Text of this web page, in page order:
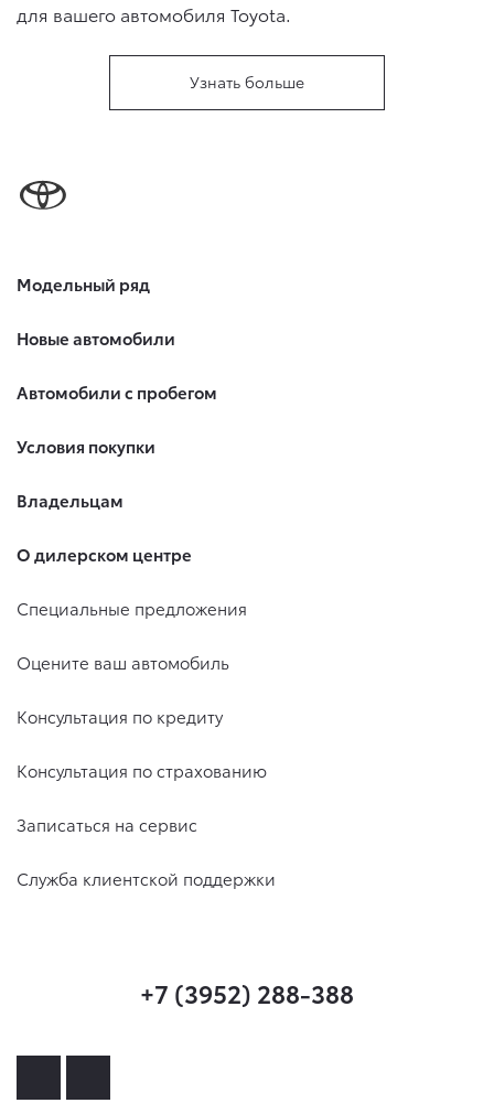
для вашего автомобиля Toyota.
Узнать больше
Модельный ряд
Новые автомобили
Автомобили с пробегом
Условия покупки
Владельцам
О дилерском центре
Специальные предложения
Оцените ваш автомобиль
Консультация по кредиту
Консультация по страхованию
Записаться на сервис
Служба клиентской поддержки
+7 (3952) 288-388